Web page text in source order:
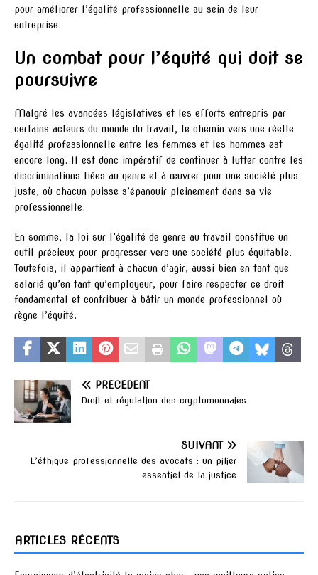
pour améliorer l’égalité professionnelle au sein de leur
entreprise.
Un combat pour l’équité qui doit se
poursuivre
Malgré les avancées législatives et les efforts entrepris par
certains acteurs du monde du travail, le chemin vers une réelle
égalité professionnelle entre les femmes et les hommes est
encore long. Il est donc impératif de continuer à lutter contre les
discriminations liées au genre et à œuvrer pour une société plus
juste, où chacun puisse s’épanouir pleinement dans sa vie
professionnelle.
En somme, la loi sur l’égalité de genre au travail constitue un
outil précieux pour progresser vers une société plus équitable.
Toutefois, il appartient à chacun d’agir, aussi bien en tant que
salarié qu’en tant qu’employeur, pour faire respecter ce droit
fondamental et contribuer à bâtir un monde professionnel où
règne l’équité.
PRÉCÉDENT
Droit et régulation des cryptomonnaies
SUIVANT
L’éthique professionnelle des avocats : un pilier
essentiel de la justice
ARTICLES RÉCENTS